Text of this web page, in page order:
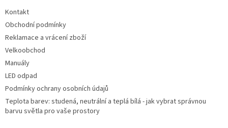
Kontakt
Obchodní podmínky
Reklamace a vrácení zboží
Velkoobchod
Manuály
LED odpad
Podmínky ochrany osobních údajů
Teplota barev: studená, neutrální a teplá bílá - jak vybrat správnou
barvu světla pro vaše prostory